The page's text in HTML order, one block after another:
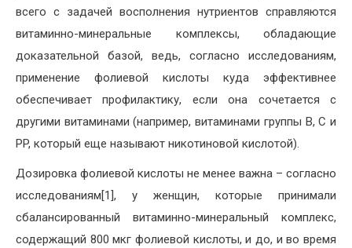
всего с задачей восполнения нутриентов справляются
витаминно-минеральные комплексы, обладающие
доказательной базой, ведь, согласно исследованиям,
применение фолиевой кислоты куда эффективнее
обеспечивает профилактику, если она сочетается с
другими витаминами (например, витаминами группы В, С и
PP, который еще называют никотиновой кислотой).
Дозировка фолиевой кислоты не менее важна – согласно
исследованиям[1], у женщин, которые принимали
сбалансированный витаминно-минеральный комплекс,
содержащий 800 мкг фолиевой кислоты, и до, и во время